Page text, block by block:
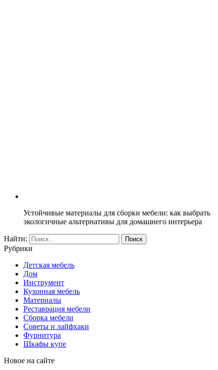
Устойчивые материалы для сборки мебели: как выбрать
экологичные альтернативы для домашнего интерьера
Найти:
Рубрики
Детская мебель
Дом
Инструмент
Кухонная мебель
Материалы
Реставрация мебели
Сборка мебели
Советы и лайфхаки
Фурнитура
Шкафы купе
Новое на сайте